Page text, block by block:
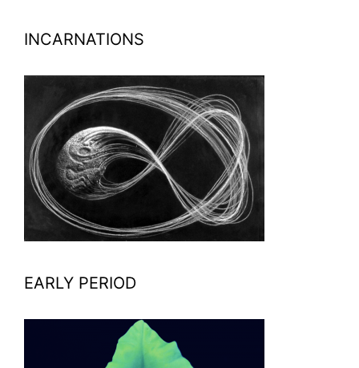
INCARNATIONS
EARLY PERIOD